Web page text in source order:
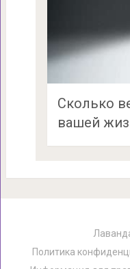
Сколько
вашей
Политика